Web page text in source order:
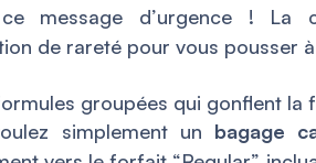
message d’urgence ! La
de rareté pour vous pousser
groupées qui gonflent la
simplement un bagage